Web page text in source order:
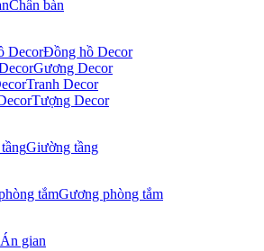
Chân bàn
Đồng hồ Decor
Gương Decor
Tranh Decor
Tượng Decor
Giường tầng
Gương phòng tắm
Án gian